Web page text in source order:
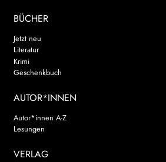
BÜCHER
Jetzt neu
Literatur
Krimi
Geschenkbuch
AUTOR*INNEN
Autor*innen A-Z
Lesungen
VERLAG